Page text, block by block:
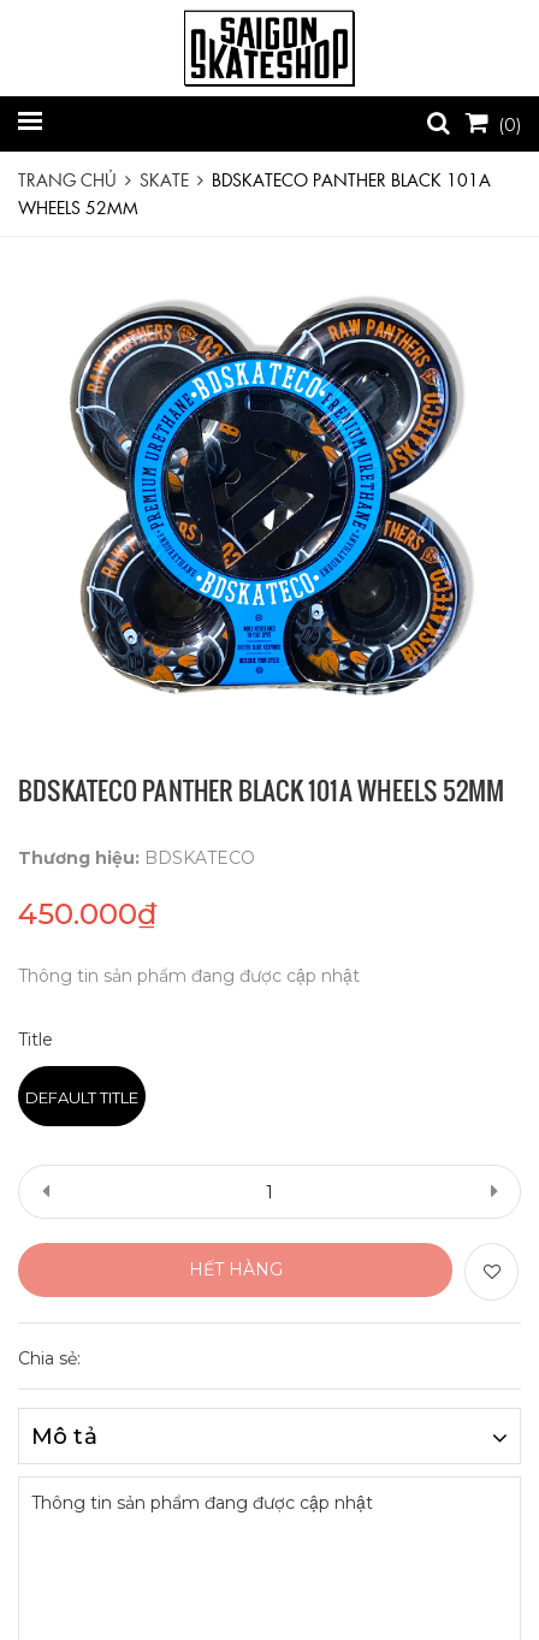
(0)
TRANG CHỦ SKATE
BDSKATECO PANTHER BLACK 101A
WHEELS 52MM
BDSKATECO PANTHER BLACK 101A WHEELS 52MM
Thương hiệu: BDSKATECO
450.000₫
Thông tin sản phẩm đang được cập nhật
Title
DEFAULT TITLE
HẾT HÀNG
Chia sẻ:
Mô tả
Thông tin sản phẩm đang được cập nhật